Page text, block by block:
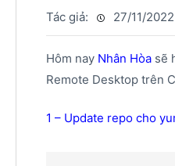
Tác giả: 27/11/2022
Hôm nay Nhân Hòasẽ
Remote Desktop trên
1 – Update repo cho